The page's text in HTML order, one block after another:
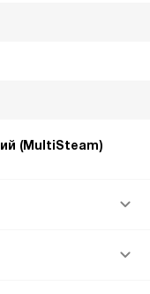
(MultiSteam)